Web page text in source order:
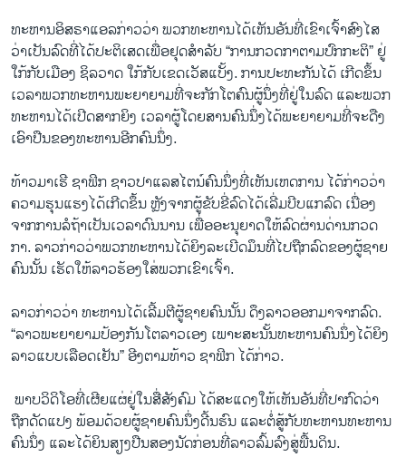
ທະ​ຫານ​ອິ​ສ​ຣ​າ​ແອ​ລ​ກ່າວ​ວ່າ ພວກ​ທະ​ຫານ​ໄດ້​ເຫັນ​ອັ​ນ​ທີ່​ເຂົາ​ເຈົ້າ​ສົງ​ໄສ
ວ່າ​ເປັນ​ລົດ​ທີ່​ໄດ້ປະ​ຕິ​ເສດ​ເພື່ອ​ຢຸດ​ສຳ​ລັບ “ການກວດກາ​ຕາມ​ປົກ​ກະ​ຕິ” ​ຢູ່​
ໃກ້​ກັບ​ເມືອງ​ ຊິ​ລ​ວາດ ໃກ້​ກັບເຂດເວັ​ສ​ແບັ້ງ. ການ​ປະ​ທະ​ກັນ​ໄດ້​ ເກີດ​ຂຶ້ນ​
ເວ​ລາ​ພວກ​ທະ​ຫານ​ພະ​ຍາ​ຍາມ​ທີ່​ຈະ​ກັກ​ໂຕ​ຄົນ​ຜູ້​ນຶ່ງ​ທີ່​ຢູ່​ໃນ​ລົດ ແລະ​ພວກ​
ທະ​ຫານ​ໄດ້​ເປີດ​ສາກ​ຍິງ ເວ​ລາ​ຜູ້​ໂດຍ​ສານ​ຄົນ​ນຶ່ງ​ໄດ້​ພະ​ຍາ​ຍາມ​ທີ່​ຈະ​ດືງ​
ເອົາ​ປືນ​ຂອງ​ທະ​ຫານອີກ​ຄົນ​ນຶ່ງ.
ທ້າວມ​າ​ເຮີ ຊາ​ຟິກ ຊາວ​ປາ​ແລ​ສ​ໄຕ​ນ໌​ຄົນ​ນຶ່ງ​ທີ່​ເຫັນ​ເຫດ​ການ ໄດ້​ກ່າວ​ວ່າ​
ຄວາມ​ຮຸນ​ແຮງ​ໄດ້​ເກີດ​ຂຶ້ນ ຫຼັງ​ຈາກ​ຜູ້​ຂັບ​ຂີ່​ລົດ​ໄດ້ເລີ່ມ​ບີບ​ແກ​ລົດ ເນື່ອງ​
ຈາກ​ການ​ລໍ​ຖ້າ​ເປັນ​ເວ​ລາດົນ​ນານ ເພື່ອ​ອະ​ນຸ​ຍາ​ດ​ໃຫ້​ລົດ​ຜ່ານ​ດ່ານກວດ
ກາ. ​ລາວ​ກ່າວ​ວ່າ​ພວກ​ທະ​ຫານ​ໄດ້​ຍິງ​ລະ​ເບີດ​ມຶນທີ່​ໄປຖືກ​ລົດ​ຂອງ​ຜູ້​ຊາຍ​
ຄົນ​ນັ້ນ ເຮັດ​ໃຫ້​ລາວ​ຮ້ອງ​ໃສ່​ພວກ​ເຂົາ​ເຈົ້າ.
ລາວ​ກ່າວ​ວ່າ ທະ​ຫານ​ໄດ້​ເລີ້ມ​ຕີ​ຜູ້​ຊາຍ​ຄົນ​ນັ້ນ ດຶງ​ລາ​ວ​ອອກມາຈາກ​ລົດ.
“ລາ​ວ​ພະ​ຍາ​ຍາມ​ປ້ອງ​ກັນ​ໂຕ​ລາວ​ເອງ ເພາະ​ສະ​ນັ້ນ​ທະ​ຫານ​ຄົນ​ນຶ່ງ​ໄດ້​ຍິງ​
ລາວ​ແບບ​ເລືອດ​ເຢັນ” ​ອີງ​ຕາມທ້າວ ​ຊາ​ຟິກ ໄດ້​ກ່າວ.
​ ພາບ​ວິ​ດິ​ໂອທີ່​ເຜີຍ​ແຜ່​ຢູ່​ໃນ​ສື່​ສັງ​ຄົມ ໄດ້​ສະ​ແດງ​ໃຫ້​ເຫັນ​ອັນ​ທີ່​ປາ​ກົດ​ວ່າ​
ຖືກ​ດັດ​ແປງ ພ້ອ​ມ​ດ້ວຍ​ຜູ້​ຊາຍ​ຄົນ​ນຶ່ງ​ດີ້ນຮົນ ແລະ​ຕໍ່​ສູ້ກັບ​ທະ​ຫານທະ​ຫານ
ຄົນ​ນຶ່ງ ແລະ​ໄດ້​ຍິນ​ສຽງ​ປືນ​ສອງ​ນັດ​ກ່ອນ​ທີ່​ລາວ​ລົ້ມ​ລົງ​ສູ່ພື້ນດິນ.